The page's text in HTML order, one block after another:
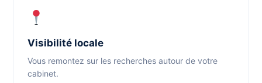
Visibilité locale
Vous remontez sur les recherches autour de votre
cabinet.